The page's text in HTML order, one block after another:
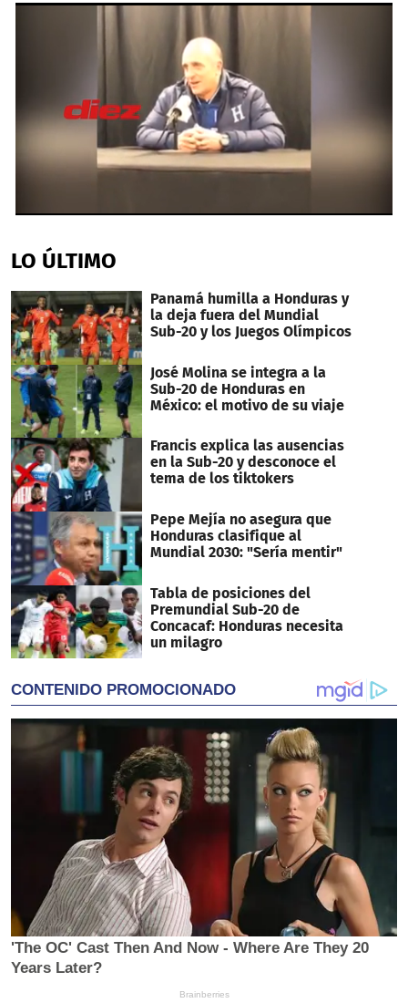
of
3
42
seconds
LO ÚLTIMO
Panamá humilla a Honduras y
la deja fuera del Mundial
Sub-20 y los Juegos Olímpicos
José Molina se integra a la
Sub-20 de Honduras en
México: el motivo de su viaje
Francis explica las ausencias
en la Sub-20 y desconoce el
tema de los tiktokers
Pepe Mejía no asegura que
Honduras clasifique al
Mundial 2030: "Sería mentir"
Tabla de posiciones del
Premundial Sub-20 de
Concacaf: Honduras necesita
un milagro